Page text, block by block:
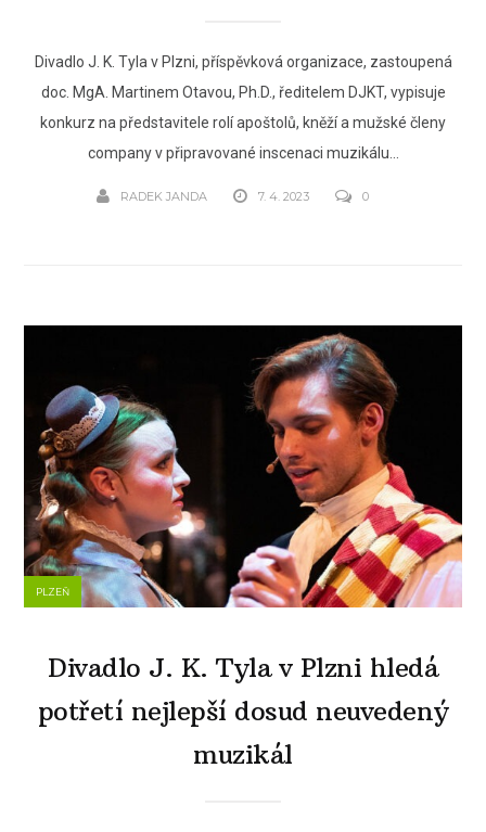
Divadlo J. K. Tyla v Plzni, příspěvková organizace, zastoupená
doc. MgA. Martinem Otavou, Ph.D., ředitelem DJKT, vypisuje
konkurz na představitele rolí apoštolů, kněží a mužské členy
company v připravované inscenaci muzikálu...
RADEK JANDA 7. 4. 2023 0
PLZEŇ
Divadlo J. K. Tyla v Plzni hledá
potřetí nejlepší dosud neuvedený
muzikál